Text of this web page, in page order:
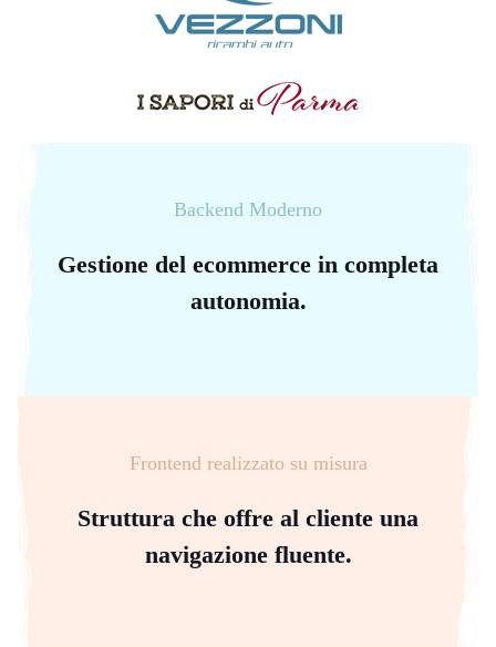
Backend Moderno
Gestione del ecommerce in completa
autonomia.
Frontend realizzato su misura
Struttura che offre al cliente una
navigazione fluente.